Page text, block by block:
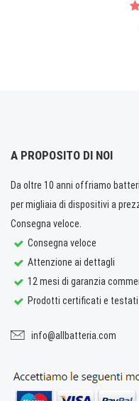
A PROPOSITO DI NOI
Da oltre 10 anni offriamo
per migliaia di dispositivi a
Consegna veloce.
Consegna veloce
Attenzione ai dettagli
12 mesi di garanzia
Prodotti certificati e testati
info@allbatteria.com